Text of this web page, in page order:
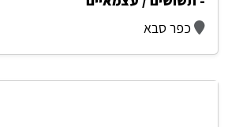
כפר סבא